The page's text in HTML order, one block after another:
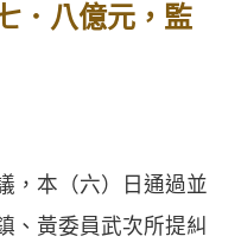
．八億元，監
，本（六）日通過並
、黃委員武次所提糾